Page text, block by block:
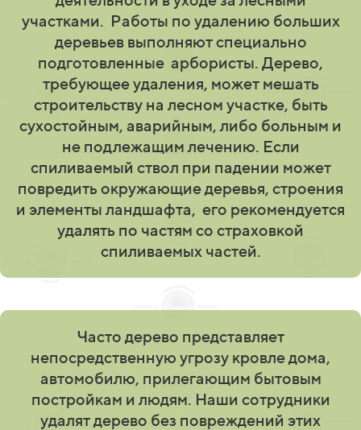
участками. Работы по удалению больших
деревьев выполняют специально
подготовленные арбористы. Дерево,
требующее удаления, может мешать
строительству на лесном участке, быть
сухостойным, аварийным, либо больным и
не подлежащим лечению. Если
спиливаемый ствол при падении может
повредить окружающие деревья, строения
и элементы ландшафта, его рекомендуется
удалять по частям со страховкой
спиливаемых частей.
Часто дерево представляет
непосредственную угрозу кровле дома,
автомобилю, прилегающим бытовым
постройкам и людям. Наши сотрудники
удалят дерево без повреждений этих